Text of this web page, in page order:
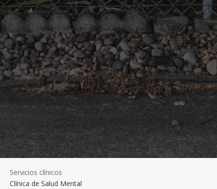
Servicios clínicos
Clínica de Salud Mental